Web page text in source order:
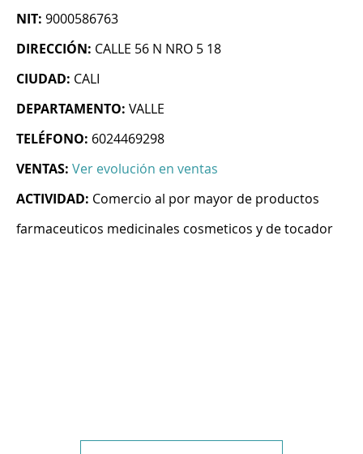
NIT: 9000586763
DIRECCIÓN: CALLE 56 N NRO 5 18
CIUDAD: CALI
DEPARTAMENTO: VALLE
TELÉFONO: 6024469298
VENTAS: Ver evolución en ventas
ACTIVIDAD: Comercio al por mayor de productos
farmaceuticos medicinales cosmeticos y de tocador